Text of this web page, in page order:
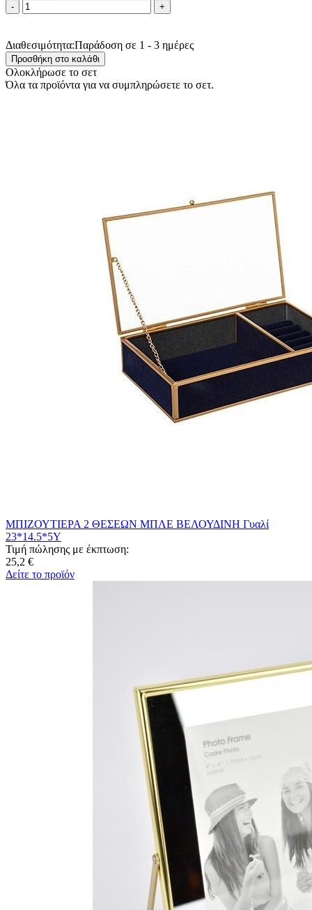
Διαθεσιμότητα:Παράδοση σε 1 - 3 ημέρες
Ολοκλήρωσε το σετ
Όλα τα προϊόντα για να συμπληρώσετε το σετ.
ΜΠΙΖΟΥΤΙΕΡΑ 2 ΘΕΣΕΩΝ ΜΠΛΕ ΒΕΛΟΥΔΙΝΗ Γυαλί
23*14.5*5Υ
Τιμή πώλησης με έκπτωση:
25,2 €
Δείτε το προϊόν